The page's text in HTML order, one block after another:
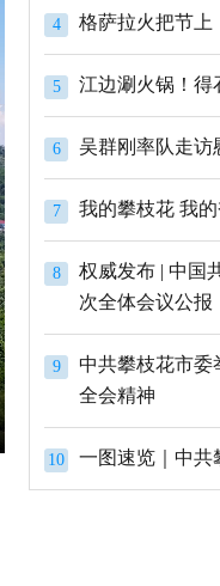
4 格萨拉火把节上
5 江边涮火锅！得
6 吴群刚率队走访
7 我的攀枝花 我
8
权威发布 | 中国
次全体会议公报
9
中共攀枝花市委
全会精神
10 一图速览｜中共